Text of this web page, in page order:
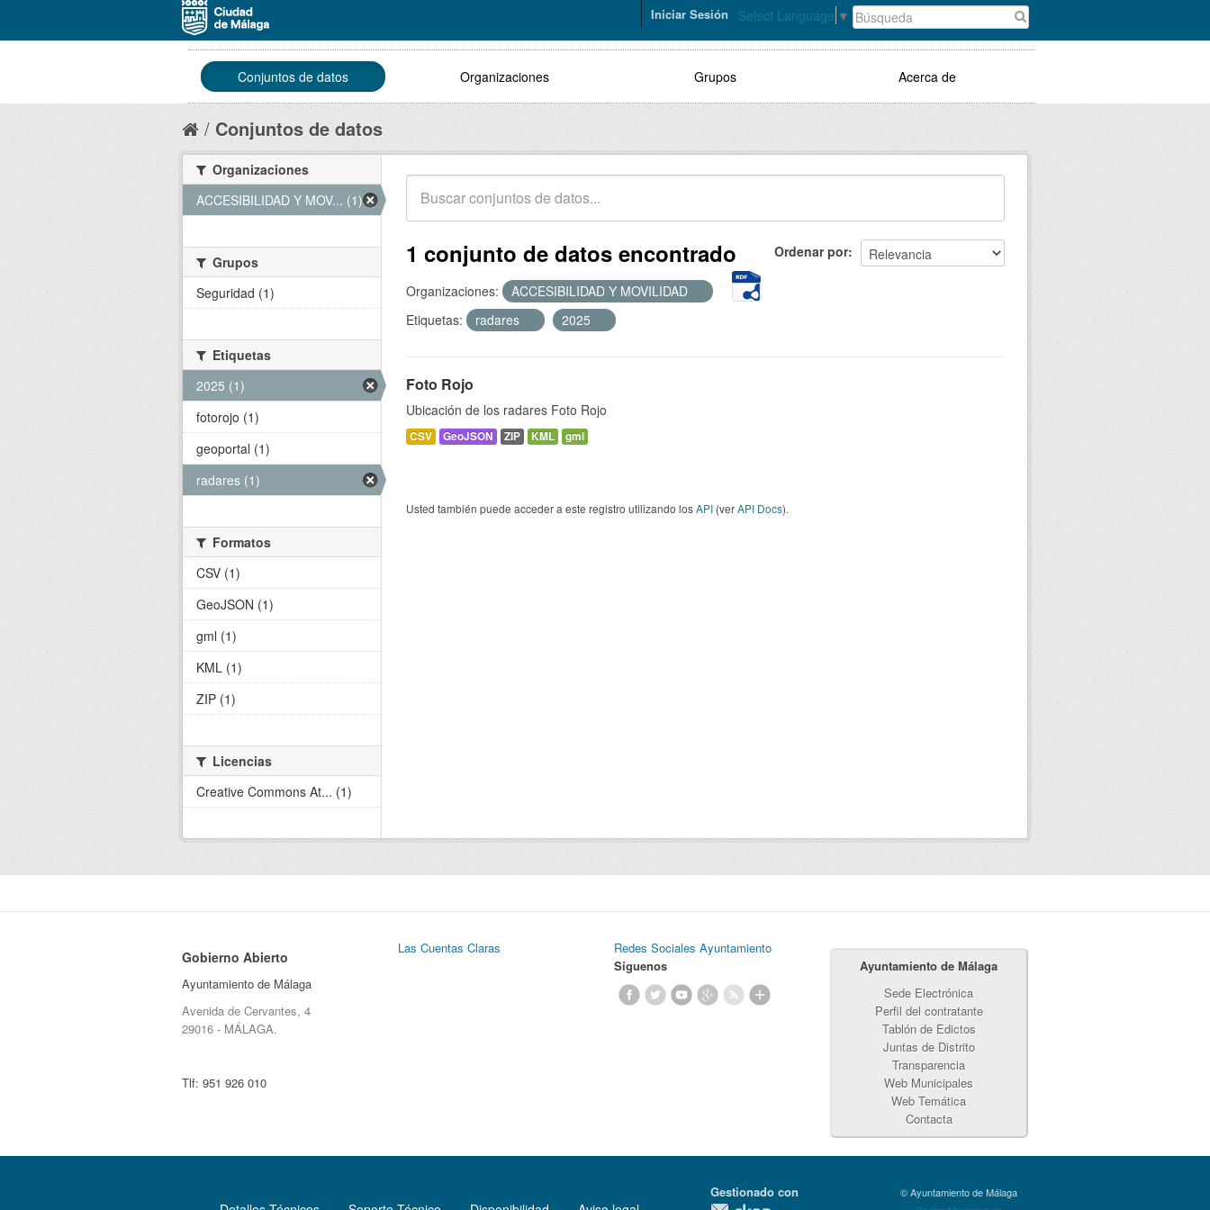
Select Language ▼
Iniciar Sesión
Conjuntos de datos Organizaciones Grupos Acerca de
Conjuntos de datos
Ordenar por
1 conjunto de datos encontrado
Organizaciones:
ACCESIBILIDAD Y MOVILIDAD
Etiquetas:
radares 2025
Foto Rojo
Ubicación de los radares Foto Rojo
CSV GeoJSON ZIP KML gml
Usted también puede acceder a este registro utilizando losAPI (verAPI Docs).
Organizaciones
ACCESIBILIDAD Y MOV... (1)
Grupos
Seguridad (1)
Etiquetas
2025 (1)
fotorojo (1)
geoportal (1)
radares (1)
Formatos
CSV (1)
GeoJSON (1)
gml (1)
KML (1)
ZIP (1)
Licencias
Creative Commons At... (1)
Gobierno Abierto
Ayuntamiento de Málaga
Avenida de Cervantes, 4
29016 - MÁLAGA.
Tlf: 951 926 010
Las Cuentas Claras
Redes Sociales Ayuntamiento
Síguenos
Ayuntamiento de Málaga
Sede Electrónica
Perfil del contratante
Tablón de Edictos
Juntas de Distrito
Transparencia
Web Municipales
Web Temática
Contacta
Gestionado con
© Ayuntamiento de Málaga